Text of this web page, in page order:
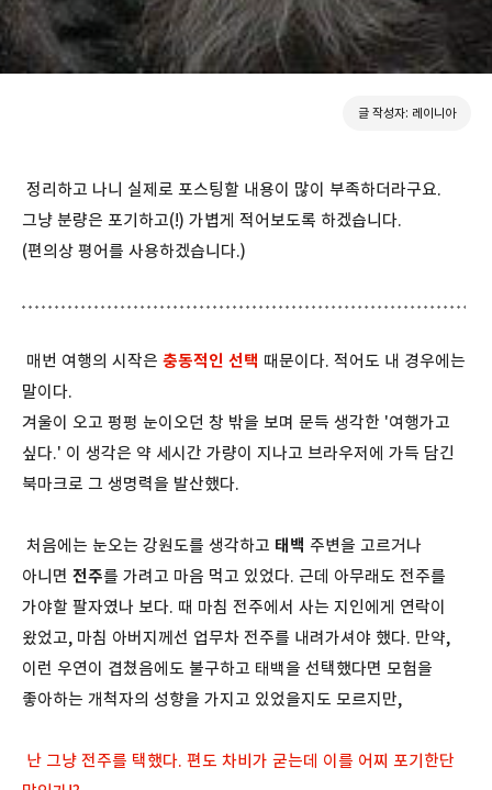
글 작성자: 레이니아
정리하고 나니 실제로 포스팅할 내용이 많이 부족하더라구요.
그냥 분량은 포기하고(!) 가볍게 적어보도록 하겠습니다.
(편의상 평어를 사용하겠습니다.)
매번 여행의 시작은 충동적인 선택 때문이다. 적어도 내 경우에는
말이다.
겨울이 오고 펑펑 눈이오던 창 밖을 보며 문득 생각한 '여행가고
싶다.' 이 생각은 약 세시간 가량이 지나고 브라우저에 가득 담긴
북마크로 그 생명력을 발산했다.
처음에는 눈오는 강원도를 생각하고 태백 주변을 고르거나
아니면 전주를 가려고 마음 먹고 있었다. 근데 아무래도 전주를
가야할 팔자였나 보다. 때 마침 전주에서 사는 지인에게 연락이
왔었고, 마침 아버지께선 업무차 전주를 내려가셔야 했다. 만약,
이런 우연이 겹쳤음에도 불구하고 태백을 선택했다면 모험을
좋아하는 개척자의 성향을 가지고 있었을지도 모르지만,
난 그냥 전주를 택했다. 편도 차비가 굳는데 이를 어찌 포기한단